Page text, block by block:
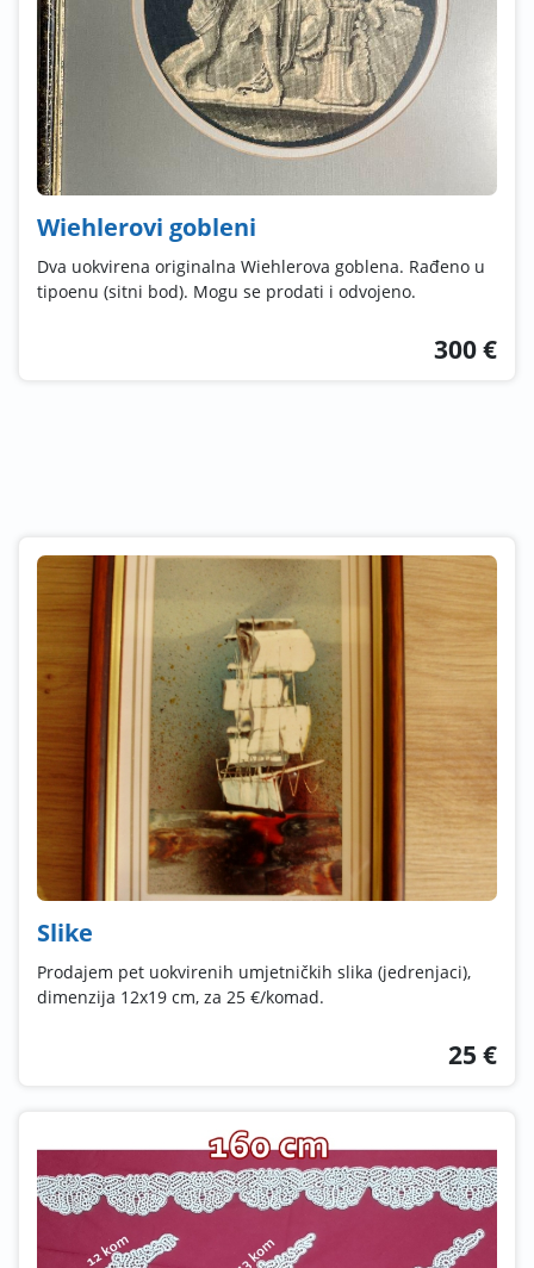
Wiehlerovi gobleni
Dva uokvirena originalna Wiehlerova goblena. Rađeno u
tipoenu (sitni bod). Mogu se prodati i odvojeno.
300 €
Slike
Prodajem pet uokvirenih umjetničkih slika (jedrenjaci),
dimenzija 12x19 cm, za 25 €/komad.
25 €